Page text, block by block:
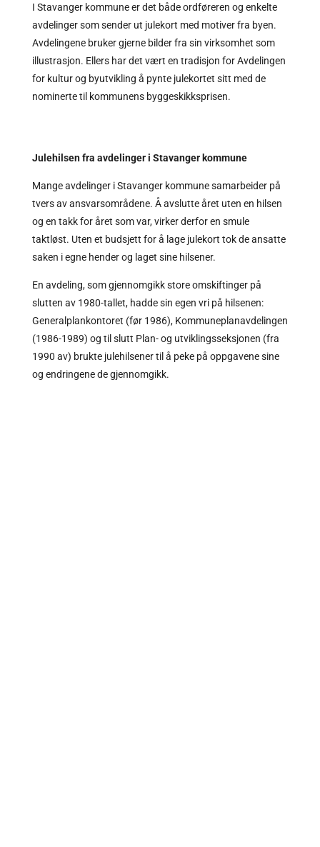
I Stavanger kommune er det både ordføreren og enkelte
avdelinger som sender ut julekort med motiver fra byen.
Avdelingene bruker gjerne bilder fra sin virksomhet som
illustrasjon. Ellers har det vært en tradisjon for Avdelingen
for kultur og byutvikling å pynte julekortet sitt med de
nominerte til kommunens byggeskikksprisen.
Julehilsen fra avdelinger i Stavanger kommune
Mange avdelinger i Stavanger kommune samarbeider på
tvers av ansvarsområdene. Å avslutte året uten en hilsen
og en takk for året som var, virker derfor en smule
taktløst. Uten et budsjett for å lage julekort tok de ansatte
saken i egne hender og laget sine hilsener.
En avdeling, som gjennomgikk store omskiftinger på
slutten av 1980-tallet, hadde sin egen vri på hilsenen:
Generalplankontoret (før 1986), Kommuneplanavdelingen
(1986-1989) og til slutt Plan- og utviklingsseksjonen (fra
1990 av) brukte julehilsener til å peke på oppgavene sine
og endringene de gjennomgikk.